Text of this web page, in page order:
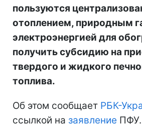
пользуются
отоплением, природным
электроэнергией для
получить субсидию на
твердого и жидкого
топлива.
Об этом сообщает РБК-
ссылкой на заявление ПФУ.